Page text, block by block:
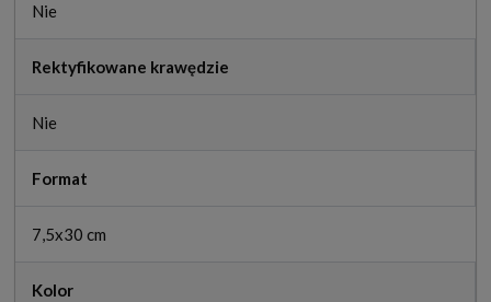
Nie
Rektyfikowane krawędzie
Nie
Format
7,5x30 cm
Kolor